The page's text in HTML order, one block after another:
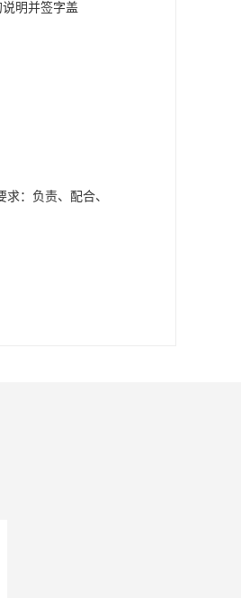
明并签字盖
：负责、配合、